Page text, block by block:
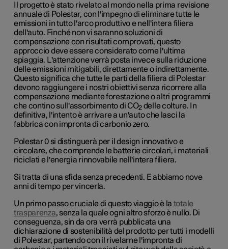
Il progetto è stato rivelato al mondo nella prima revisione
annuale di Polestar, con l'impegno di eliminare tutte le
emissioni in tutto l'arco produttivo e nell'intera filiera
dell'auto. Finché non vi saranno soluzioni di
compensazione con risultati comprovati, questo
approccio deve essere considerato come l'ultima
spiaggia. L'attenzione verrà posta invece sulla riduzione
delle emissioni mitigabili, direttamente o indirettamente.
Questo significa che tutte le parti della filiera di Polestar
devono raggiungere i nostri obiettivi senza ricorrere alla
compensazione mediante forestazione o altri programmi
che contino sull'assorbimento di CO2 delle colture. In
definitiva, l'intento è arrivare a un'auto che lasci la
fabbrica con impronta di carbonio zero.
Polestar 0 si distinguerà per il design innovativo e
circolare, che comprende le batterie circolari, i materiali
riciclati e l'energia rinnovabile nell'intera filiera.
Si tratta di una sfida senza precedenti. E abbiamo nove
anni di tempo per vincerla.
Un primo passo cruciale di questo viaggio è la totale
trasparenza, senza la quale ogni altro sforzo è nullo. Di
conseguenza, sin da ora verrà pubblicata una
dichiarazione di sostenibilità del prodotto per tutti i modelli
di Polestar, partendo con il rivelarne l'impronta di